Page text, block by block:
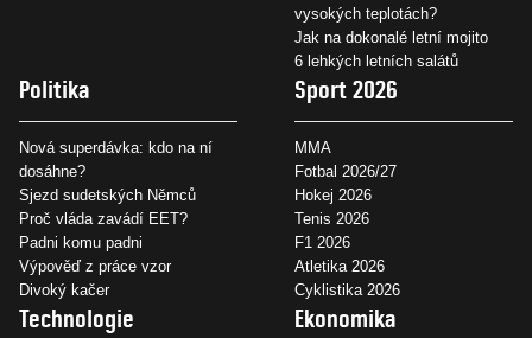
vysokých teplotách?
Jak na dokonalé letní mojito
6 lehkých letních salátů
Politika
Nová superdávka: kdo na ní
dosáhne?
Sjezd sudetských Němců
Proč vláda zavádí EET?
Padni komu padni
Výpověď z práce vzor
Divoký kačer
Sport 2026
MMA
Fotbal 2026/27
Hokej 2026
Tenis 2026
F1 2026
Atletika 2026
Cyklistika 2026
Technologie Ekonomika